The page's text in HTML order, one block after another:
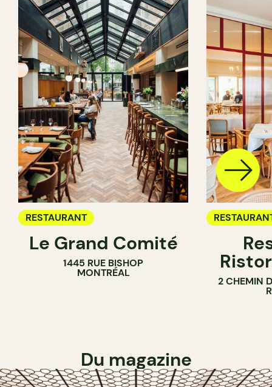
RESTAURANT
Le Grand Comité
1445 RUE BISHOP
MONTRÉAL
2 CHEMIN
Du magazine